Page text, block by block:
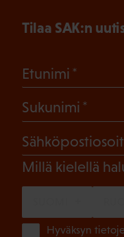
Tilaa SAK:n
Etunimi
Sukunimi
Millä kielellä
Hyväksyn